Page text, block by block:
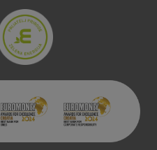
Uobičajeno se
radnje koje uključuju zahtjev
kolačića. Svoj preglednik
ili pošalje upozorenje
koje bi vas mogle